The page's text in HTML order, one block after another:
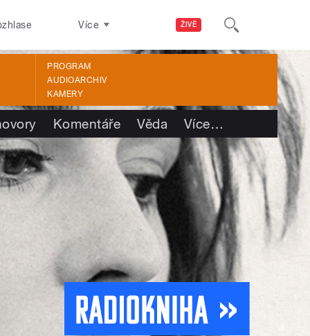
ŽIVĚ
Více
PROGRAM
AUDIOARCHIV
KAMERY
Komentáře Věda Více…